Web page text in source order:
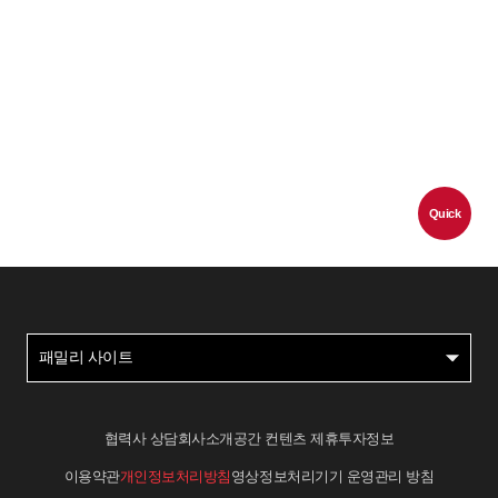
Quick
패밀리 사이트
협력사 상담회사소개 공간 컨텐츠 제휴투자정보
이용약관개인정보처리방침 영상정보처리기기 운영관리 방침